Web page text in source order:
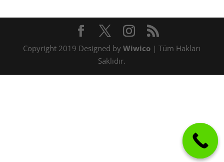
Copyright 2019 Designed byWiwico | Tüm Hakları
Saklıdır.